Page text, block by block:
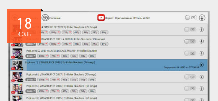
треки...
18
ИЮЛЬ